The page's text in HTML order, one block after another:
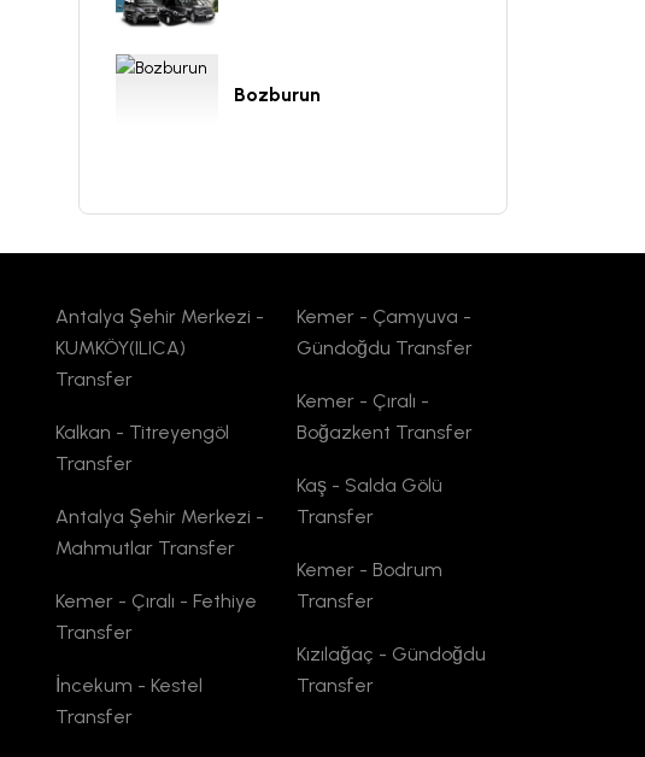
Bozburun
Antalya Şehir Merkezi -
KUMKÖY(ILICA)
Transfer
Kalkan - Titreyengöl
Transfer
Antalya Şehir Merkezi -
Mahmutlar Transfer
Kemer - Çıralı - Fethiye
Transfer
İncekum - Kestel
Transfer
Kemer - Çamyuva -
Gündoğdu Transfer
Kemer - Çıralı -
Boğazkent Transfer
Kaş - Salda Gölü
Transfer
Kemer - Bodrum
Transfer
Kızılağaç - Gündoğdu
Transfer